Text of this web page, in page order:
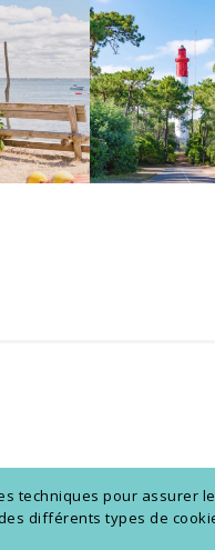
techniques pour assurer
différents types de